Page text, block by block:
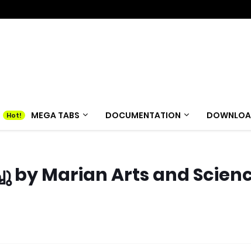
MEGA TABS DOCUMENTATION
Marian Arts and